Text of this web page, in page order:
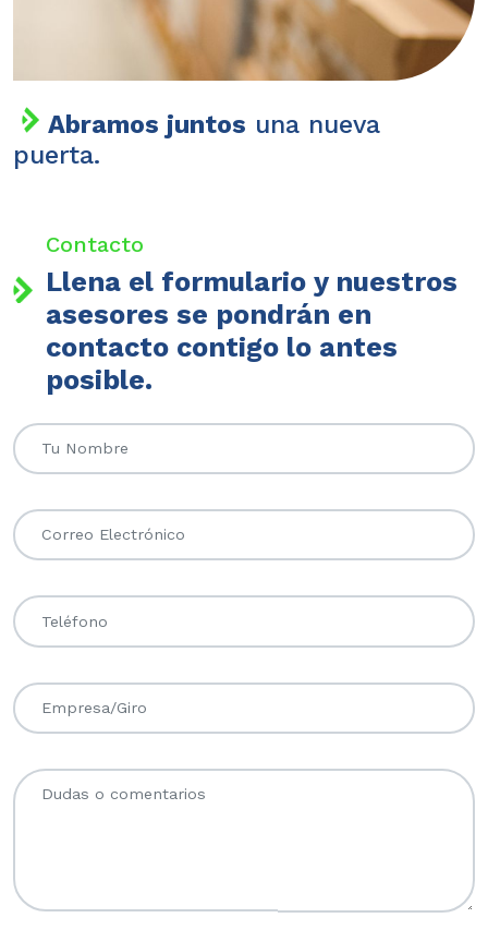
Abramos juntos una nueva
puerta.
Contacto
Llena el formulario y nuestros
asesores se pondrán en
contacto contigo lo antes
posible.